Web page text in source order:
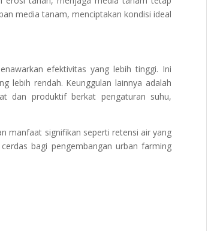
media tanam, menciptakan kondisi ideal
efektivitas yang lebih tinggi. Ini
lebih rendah. Keunggulan lainnya adalah
dan produktif berkat pengaturan suhu,
manfaat signifikan seperti retensi air yang
bagi pengembangan urban farming